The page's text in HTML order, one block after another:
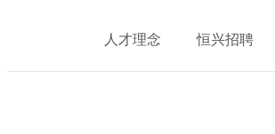
人才理念
恒兴招聘